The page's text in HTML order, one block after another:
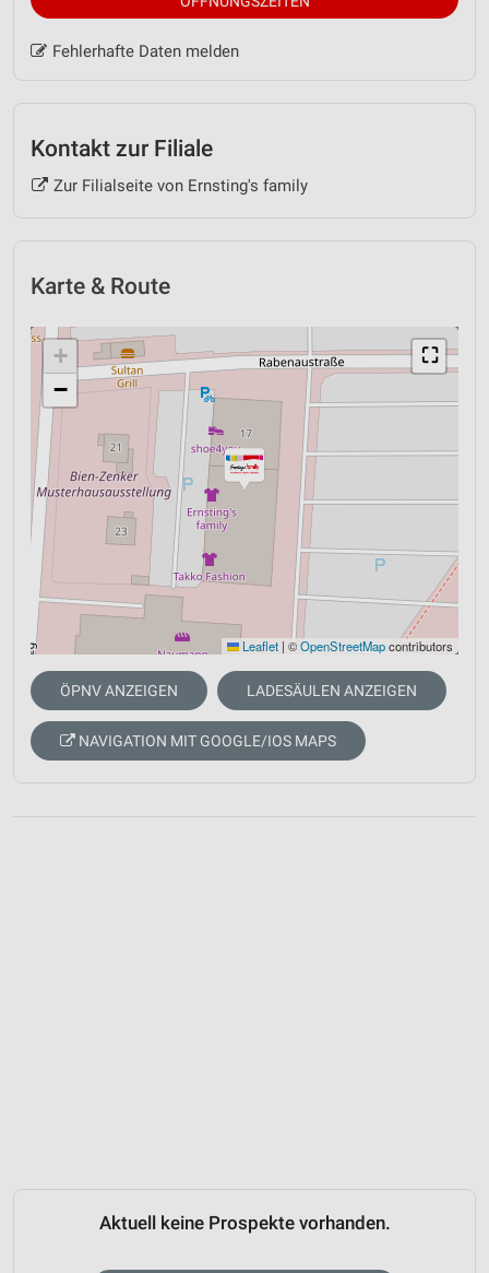
Fehlerhafte Daten melden
Kontakt zur Filiale
Zur Filialseite von Ernsting's family
Karte & Route
⛶
+
−
Leaflet | ©OpenStreetMapcontributors
ÖPNV ANZEIGEN LADESÄULEN ANZEIGEN
NAVIGATION MIT GOOGLE/IOS MAPS
Aktuell keine Prospekte vorhanden.